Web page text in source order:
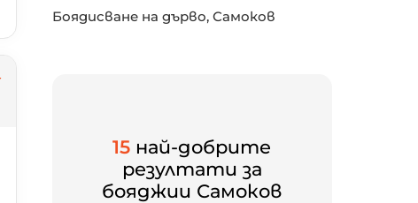
Боядисване на дърво, Самоков
15 най-добрите
резултати за
бояджии Самоков